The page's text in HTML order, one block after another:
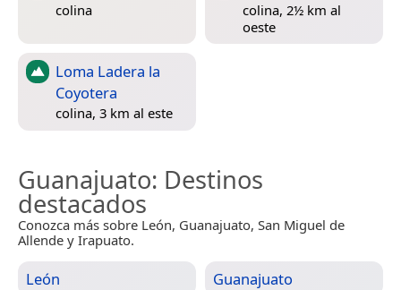
colina
colina, 2½ km al
oeste
Loma Ladera la
Coyotera
colina, 3 km al este
Guanajuato: Destinos
destacados
Conozca más sobre León, Guanajuato, San Miguel de
Allende y Irapuato.
León Guanajuato